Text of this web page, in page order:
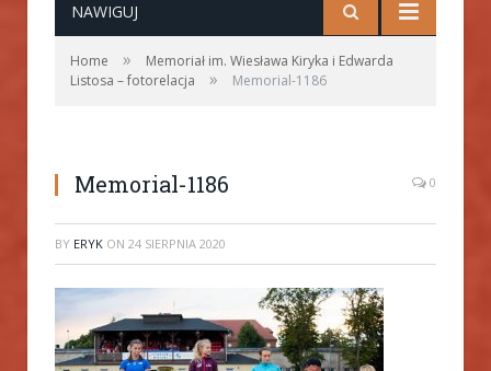
NAWIGUJ
Home »
Memoriał im. Wiesława Kiryka i Edwarda
Listosa – fotorelacja
» Memorial-1186
Memorial-1186 0
BY ERYK ON 24 SIERPNIA 2020